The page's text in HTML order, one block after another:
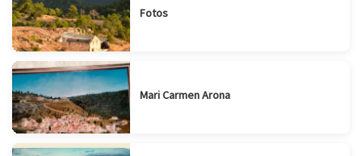
Fotos
Mari Carmen Arona